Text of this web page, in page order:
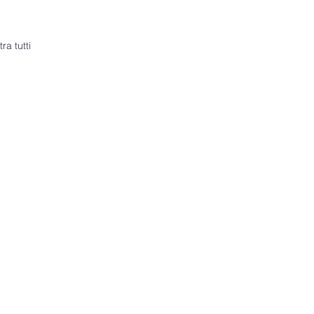
tutti